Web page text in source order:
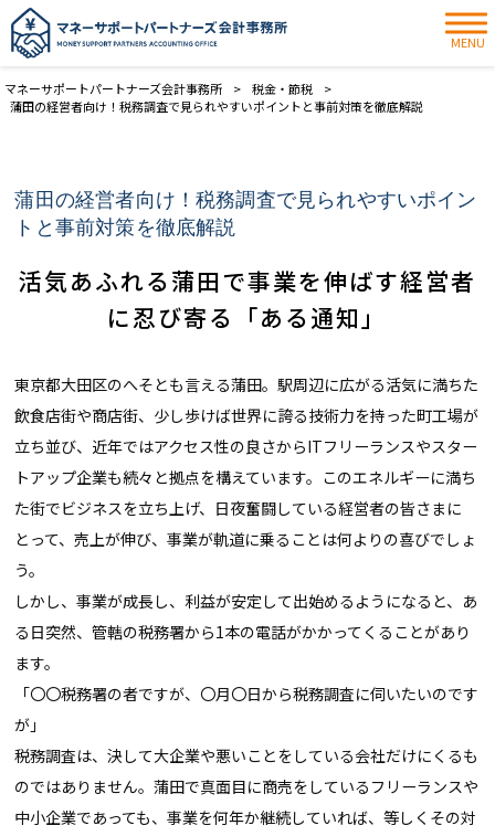
MENU
マネーサポートパートナーズ会計事務所 > 税金・節税
>
蒲田の経営者向け！税務調査で見られやすいポイントと事前対策を徹底解説
蒲田の経営者向け！税務調査で見られやすいポイン
トと事前対策を徹底解説
活気あふれる蒲田で事業を伸ばす経営者
に忍び寄る「ある通知」
東京都大田区のへそとも言える蒲田。駅周辺に広がる活気に満ちた
飲食店街や商店街、少し歩けば世界に誇る技術力を持った町工場が
立ち並び、近年ではアクセス性の良さからITフリーランスやスター
トアップ企業も続々と拠点を構えています。このエネルギーに満ち
た街でビジネスを立ち上げ、日夜奮闘している経営者の皆さまに
とって、売上が伸び、事業が軌道に乗ることは何よりの喜びでしょ
う。
しかし、事業が成長し、利益が安定して出始めるようになると、あ
る日突然、管轄の税務署から1本の電話がかかってくることがあり
ます。
「〇〇税務署の者ですが、〇月〇日から税務調査に伺いたいのです
が」
税務調査は、決して大企業や悪いことをしている会社だけにくるも
のではありません。蒲田で真面目に商売をしているフリーランスや
中小企業であっても、事業を何年か継続していれば、等しくその対